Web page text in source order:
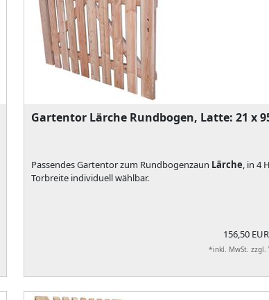
Gartentor Lärche Rundbogen, Latte: 21 x
Passendes Gartentor zum Rundbogenzaun Lärche, in 4
Torbreite individuell wählbar.
156,50
*inkl. MwSt. zzgl.